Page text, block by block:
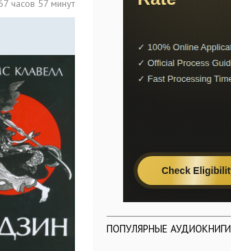
часов 57 минут
ПОПУЛЯРНЫЕ АУДИОКНИГИ